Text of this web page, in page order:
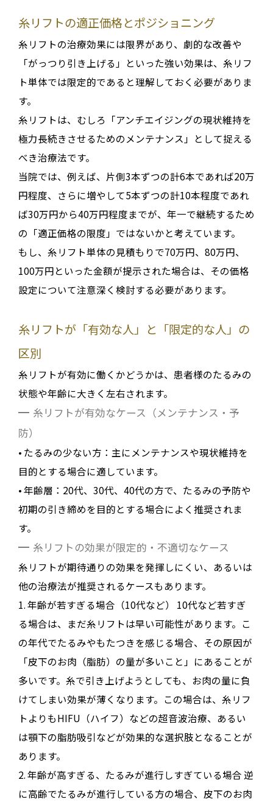
糸リフトの適正価格とポジショニング
糸リフトの治療効果には限界があり、 劇的な改善や
「がっつり引き上げる」といった強い効果は、糸リフ
ト単体では限定的である と理解しておく必要がありま
す。
糸リフトは、むしろ「アンチエイジングの現状維持を
極力長続きさせるためのメンテナンス」として捉える
べき治療法です。
当院では、例えば、片側3本ずつの計6本であれば20万
円程度、さらに増やして5本ずつの計10本程度であれ
ば30万円から40万円程度までが、年一で継続するため
の「適正価格の限度」ではないかと考えています。
もし、糸リフト単体の見積もりで70万円、80万円、
100万円といった金額が提示された場合は、その価格
設定について注意深く検討する必要があります。
糸リフトが「有効な人」と「限定的な人」の
区別
糸リフトが有効に働くかどうかは、患者様のたるみの
状態や年齢に大きく左右されます。
糸リフトが有効なケース（メンテナンス・予
防）
• たるみの少ない方 ：主にメンテナンスや現状維持を
目的とする場合に適しています。
•年齢層 ：20代、30代、40代の方で、たるみの予防や
初期の引き締めを目的とする場合によく推奨されま
す。
糸リフトの効果が限定的・不適切なケース
糸リフトが期待通りの効果を発揮しにくい、あるいは
他の治療法が推奨されるケースもあります。
1.年齢が若すぎる場合（10代など）
10代など若すぎ
る場合は、まだ糸リフトは早い可能性があります。こ
の年代でたるみやもたつきを感じる場合、その原因が
「皮下のお肉（脂肪）の量が多いこと」 にあることが
多いです。糸で引き上げようとしても、お肉の量に負
けてしまい効果が薄くなります。この場合は、糸リフ
トよりもHIFU（ハイフ） などの超音波治療、あるい
は顎下の脂肪吸引などが効果的な選択肢となることが
あります。
2.年齢が高すぎる、たるみが進行しすぎている場合逆
に高齢でたるみが進行している方の場合、皮下のお肉